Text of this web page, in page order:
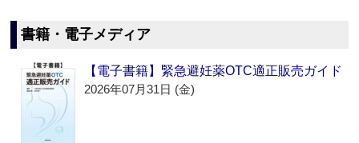
書籍・電子メディア
【電子書籍】緊急避妊薬OTC適正販売ガイド
2026年07月31日 (金)